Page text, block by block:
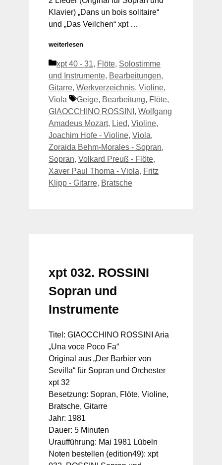
Klavier) „Dans un bois solitaire“
und „Das Veilchen“ xpt …
weiterlesen
Kategorien
xpt 40 - 31, Flöte, Solostimme
und Instrumente, Bearbeitungen,
Gitarre, Werkverzeichnis, Violine,
Viola
Schlagwörter
Geige, Bearbeitung, Flöte,
GIAOCCHINO ROSSINI , Wolfgang
Amadeus Mozart, Lied, Violine,
Joachim Hofe - Violine, Viola,
Zoraida Behm-Morales - Sopran,
Sopran, Volkard Preuß - Flöte,
Xaver Paul Thoma - Viola, Fritz
Klipp - Gitarre, Bratsche
xpt 032. ROSSINI
Sopran und
Instrumente
Titel: GIAOCCHINO ROSSINI Aria
„Una voce Poco Fa“
Original aus „Der Barbier von
Sevilla“ für Sopran und Orchester
xpt 32
Besetzung: Sopran, Flöte, Violine,
Bratsche, Gitarre
Jahr: 1981
Dauer: 5 Minuten
Uraufführung: Mai 1981 Lübeln
Noten bestellen (edition49): xpt